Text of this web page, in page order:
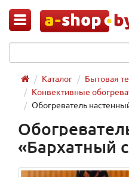
Каталог Бытовая
Конвективные
Обогреватель
«Бархатный